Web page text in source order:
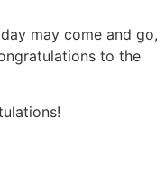
may come and go,
to the